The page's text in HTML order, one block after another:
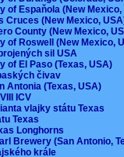
of Espaňola (New
Cruces (New Mexico,
County (New Mexico,
of Roswell (New Mexico,
sil USA
of El Paso (Texas, USA)
čivav
Antonia (Texas, USA)
ICV
vlajky státu Texas
Texas
Longhorns
Brewery (San Antonio,
krále